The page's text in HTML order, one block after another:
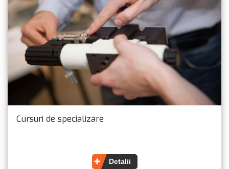
Cursuri de specializare
Detalii